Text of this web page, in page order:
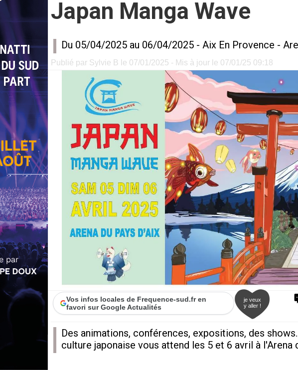
Japan Manga Wave
Du 05/04/2025 au 06/04/2025 - Aix En Provence -
Publié par Sylvie B le 07/01/2025 - Mis à jour le 07/01/25 09:18
Vos infos locales de Frequence-sud.fr en
favori sur Google Actualités
je veux
y aller !
Des animations, conférences, expositions, des
culture japonaise vous attend les 5 et 6 avril à l'Arena